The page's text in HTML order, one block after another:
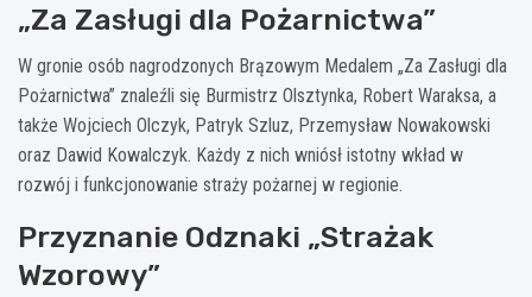
„Za Zasługi dla Pożarnictwa”
W gronie osób nagrodzonych Brązowym Medalem „Za Zasługi dla
Pożarnictwa” znaleźli się Burmistrz Olsztynka, Robert Waraksa, a
także Wojciech Olczyk, Patryk Szluz, Przemysław Nowakowski
oraz Dawid Kowalczyk. Każdy z nich wniósł istotny wkład w
rozwój i funkcjonowanie straży pożarnej w regionie.
Przyznanie Odznaki „Strażak
Wzorowy”